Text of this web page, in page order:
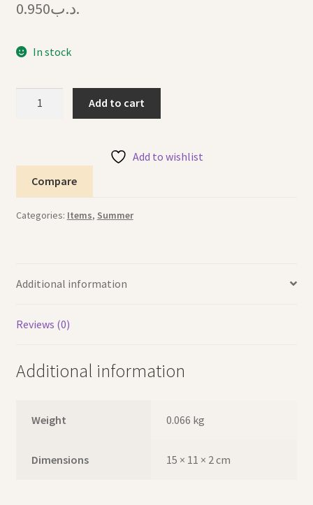
.د.ب0.950
In stock
السباحة
quantity
Add to cart
Add to wishlist
Compare
Categories: Items, Summer
Additional information
Reviews (0)
Additional information
Weight 0.066 kg
Dimensions 15 × 11 × 2 cm